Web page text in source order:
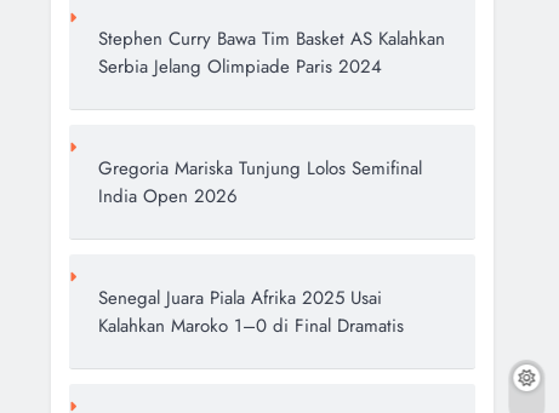
Stephen Curry Bawa Tim Basket AS Kalahkan
Serbia Jelang Olimpiade Paris 2024
Gregoria Mariska Tunjung Lolos Semifinal
India Open 2026
Senegal Juara Piala Afrika 2025 Usai
Kalahkan Maroko 1–0 di Final Dramatis